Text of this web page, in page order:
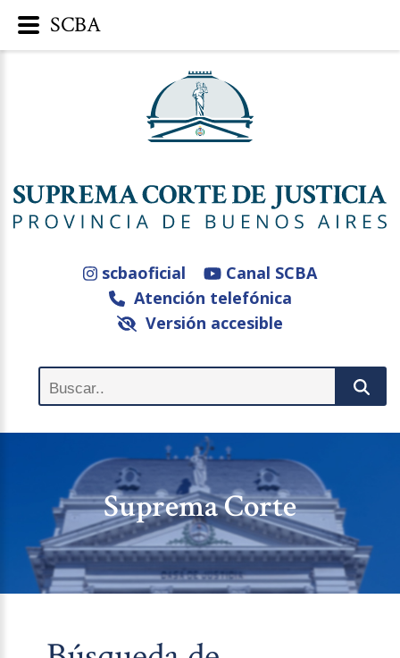
scbaoficial
Canal SCBA
Atención telefónica
Versión accesible
Suprema Corte
SCBA